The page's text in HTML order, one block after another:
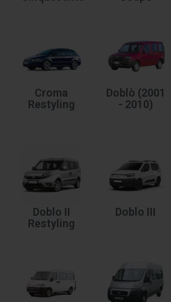
Croma
Restyling
Doblò (2001
- 2010)
Doblo II
Restyling
Doblo III